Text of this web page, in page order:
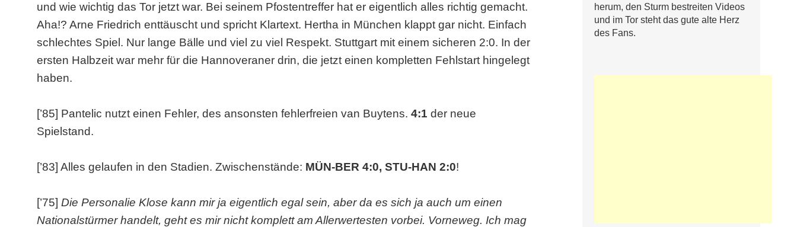
und wie wichtig das Tor jetzt war. Bei seinem Pfostentreffer hat er eigentlich alles richtig gemacht.
Aha!? Arne Friedrich enttäuscht und spricht Klartext. Hertha in München klappt gar nicht. Einfach
schlechtes Spiel. Nur lange Bälle und viel zu viel Respekt. Stuttgart mit einem sicheren 2:0. In der
ersten Halbzeit war mehr für die Hannoveraner drin, die jetzt einen kompletten Fehlstart hingelegt
haben.
[’85] Pantelic nutzt einen Fehler, des ansonsten fehlerfreien van Buytens. 4:1 der neue
Spielstand.
[’83] Alles gelaufen in den Stadien. Zwischenstände: MÜN-BER 4:0, STU-HAN 2:0!
[’75] Die Personalie Klose kann mir ja eigentlich egal sein, aber da es sich ja auch um einen
Nationalstürmer handelt, geht es mir nicht komplett am Allerwertesten vorbei. Vorneweg. Ich mag
herum, den Sturm bestreiten Videos
und im Tor steht das gute alte Herz
des Fans.